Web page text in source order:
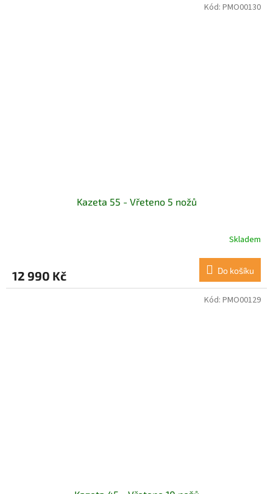
Kazeta 55 - Vřeteno 5 nožů
Skladem
12 990 Kč Do košíku
Kód: PMO00130
Kód: PMO00129